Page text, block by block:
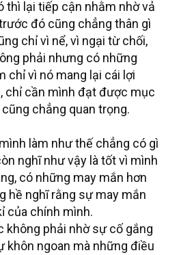
thì lại tiếp cận nhằm nhờ vả
đó cũng chẳng thân gì
chỉ vì nể, vì ngại từ chối,
phải nhưng có những
chỉ vì nó mang lại cái lợi
chỉ cần mình đạt được mục
chẳng quan trọng.
làm như thế chẳng có gì
nghĩ như vậy là tốt vì mình
có những may mắn hơn
hề nghĩ rằng sự may mắn
của chính mình.
không phải nhờ sự cố gắng
khôn ngoan mà những điều